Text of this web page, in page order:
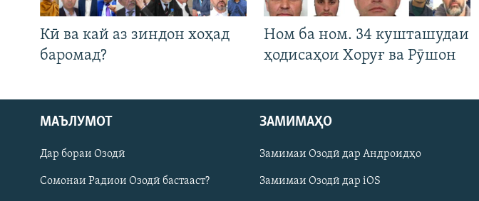
Русский
ПАЙГИРӢ КУНЕД
Кӣ ва кай аз зиндон хоҳад
баромад?
Ном ба ном. 34 кушташудаи
ҳодисаҳои Хоруғ ва Рӯшон
МАЪЛУМОТ
Дар бораи Озодӣ
Сомонаи Радиои Озодӣ бастааст?
ЗАМИМАҲО
Замимаи Озодӣ дар Андроидҳо
Замимаи Озодӣ дар iOS